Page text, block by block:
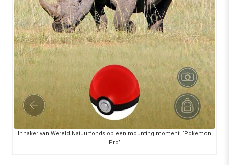
Inhaker van Wereld Natuurfonds op een mounting moment: ‘Pokemon
Pro’